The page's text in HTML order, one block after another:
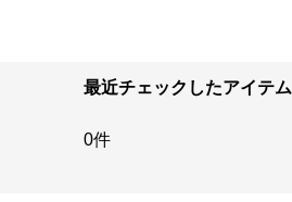
最近チェックしたアイテム
0件